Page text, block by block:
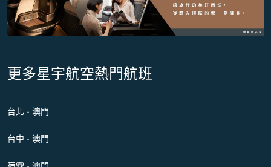
更多星宇航空熱門航班
台北 - 澳門
台中 - 澳門